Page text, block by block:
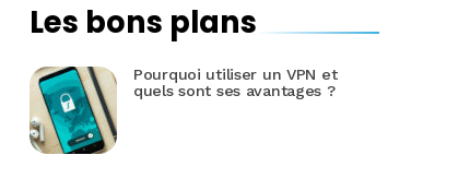
Les bons plans
Pourquoi utiliser un VPN et
quels sont ses avantages ?